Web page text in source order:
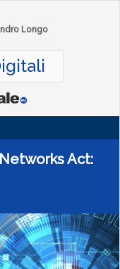
Longo
Act: